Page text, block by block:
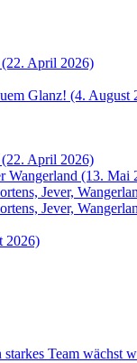
April 2026)
Glanz! (4. August
April 2026)
Wangerland (13. Mai
Jever,
Jever,
2026)
Team wächst